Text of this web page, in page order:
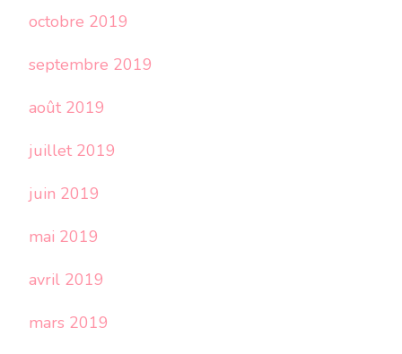
octobre 2019
septembre 2019
août 2019
juillet 2019
juin 2019
mai 2019
avril 2019
mars 2019